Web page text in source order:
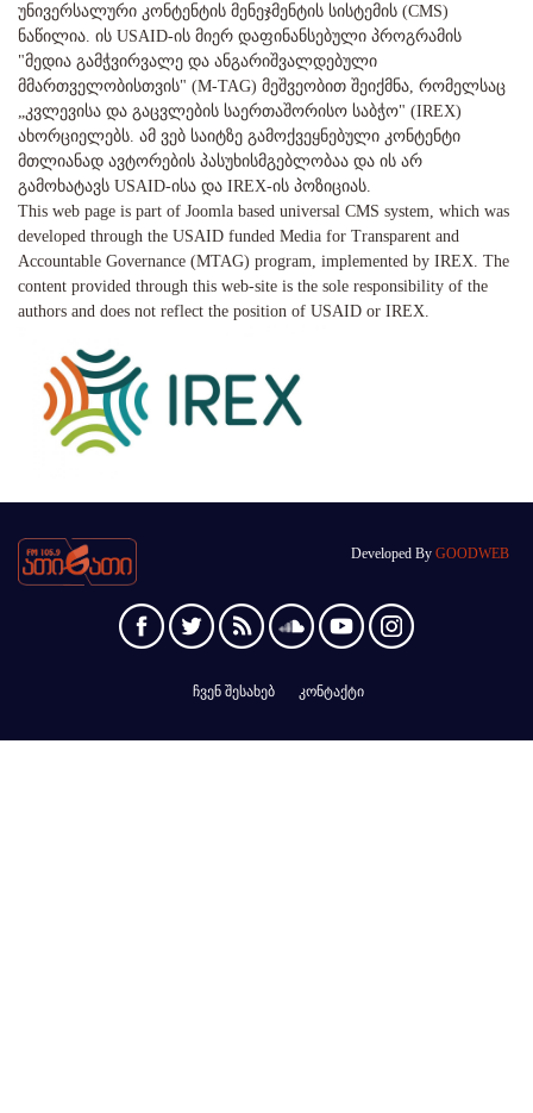
უნივერსალური კონტენტის მენეჯმენტის სისტემის (CMS)
ნაწილია. ის USAID-ის მიერ დაფინანსებული პროგრამის
"მედია გამჭვირვალე და ანგარიშვალდებული
მმართველობისთვის" (M-TAG) მეშვეობით შეიქმნა, რომელსაც
„კვლევისა და გაცვლების საერთაშორისო საბჭო" (IREX)
ახორციელებს. ამ ვებ საიტზე გამოქვეყნებული კონტენტი
მთლიანად ავტორების პასუხისმგებლობაა და ის არ
გამოხატავს USAID-ისა და IREX-ის პოზიციას.
This web page is part of Joomla based universal CMS system, which was
developed through the USAID funded Media for Transparent and
Accountable Governance (MTAG) program, implemented by IREX. The
content provided through this web-site is the sole responsibility of the
authors and does not reflect the position of USAID or IREX.
Developed By GOODWEB
ჩვენ შესახებ კონტაქტი